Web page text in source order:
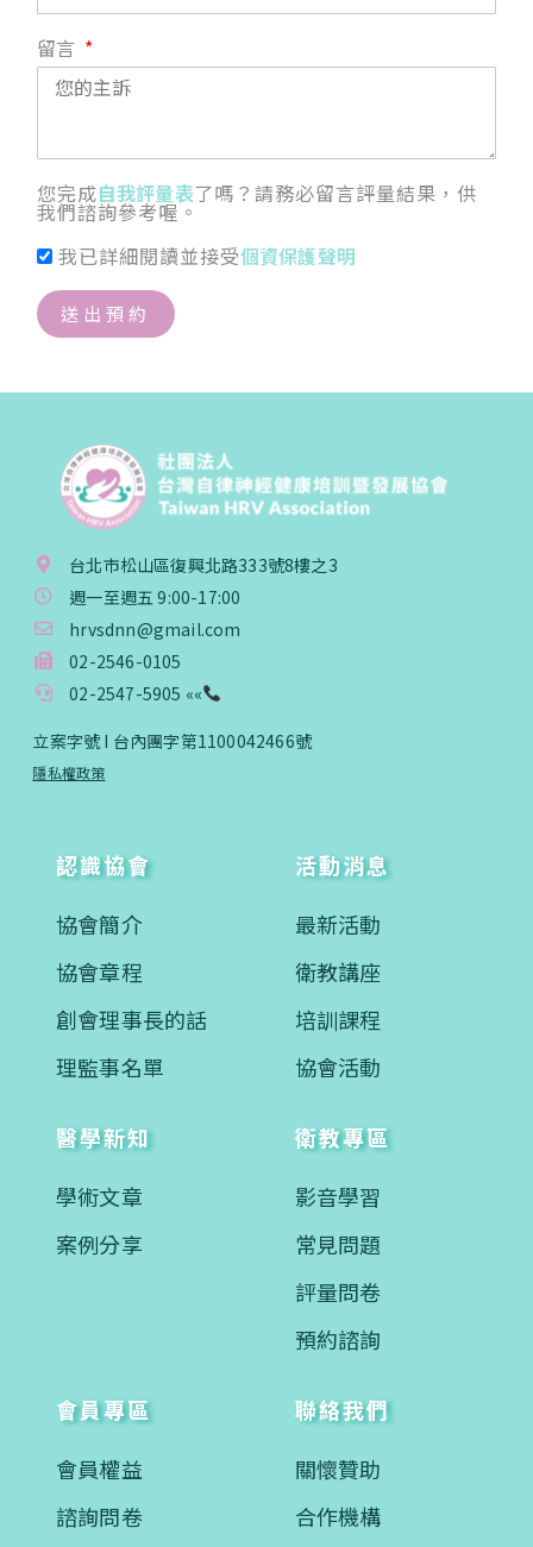
留言
您完成自我評量表了嗎？請務必留言評量結果，供
我們諮詢參考喔。
我已詳細閱讀並接受個資保護聲明
送出預約
台北市松山區復興北路333號8樓之3
週一至週五 9:00-17:00
hrvsdnn@gmail.com
02-2546-0105
02-2547-5905 ««
立案字號 I 台內團字第1100042466號
隱私權政策
認識協會
協會簡介
協會章程
創會理事長的話
理監事名單
活動消息
最新活動
衛教講座
培訓課程
協會活動
醫學新知
學術文章
案例分享
衛教專區
影音學習
常見問題
評量問卷
預約諮詢
會員專區
會員權益
諮詢問卷
聯絡我們
關懷贊助
合作機構